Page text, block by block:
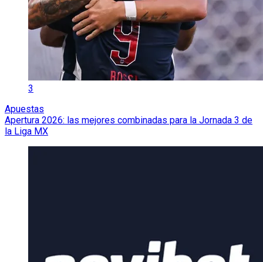
3
Apuestas
Apertura 2026: las mejores combinadas para la Jornada 3 de
la Liga MX